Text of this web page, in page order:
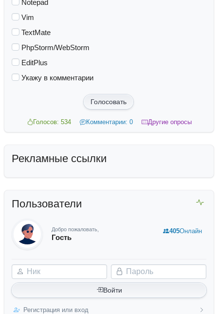
Notepad
Vim
TextMate
PhpStorm/WebStorm
EditPlus
Укажу в комментарии
Голосовать
Голосов: 534 Комментарии: 0 Другие опросы
Рекламные ссылки
Пользователи
Добро пожаловать,
Гость
Ник Пароль
Войти
Регистрация или вход
405Онлайн